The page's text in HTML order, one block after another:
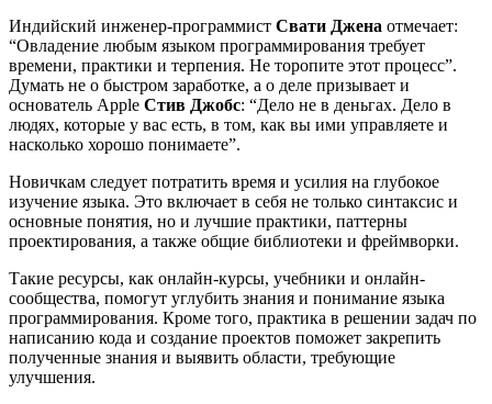
Индийский инженер-программист Свати Джена отмечает:
“Овладение любым языком программирования требует
времени, практики и терпения. Не торопите этот процесс”.
Думать не о быстром заработке, а о деле призывает и
основатель Apple Стив Джобс: “Дело не в деньгах. Дело в
людях, которые у вас есть, в том, как вы ими управляете и
насколько хорошо понимаете”.
Новичкам следует потратить время и усилия на глубокое
изучение языка. Это включает в себя не только синтаксис и
основные понятия, но и лучшие практики, паттерны
проектирования, а также общие библиотеки и фреймворки.
Такие ресурсы, как онлайн-курсы, учебники и онлайн-
сообщества, помогут углубить знания и понимание языка
программирования. Кроме того, практика в решении задач по
написанию кода и создание проектов поможет закрепить
полученные знания и выявить области, требующие
улучшения.